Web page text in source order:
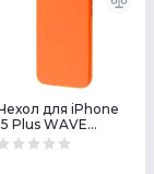
для iPhone
Plus WAVE
Leather